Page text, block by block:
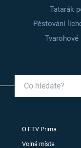
Tatarák
Pěstování
Tvarohové
O FTV Prima
Volná místa